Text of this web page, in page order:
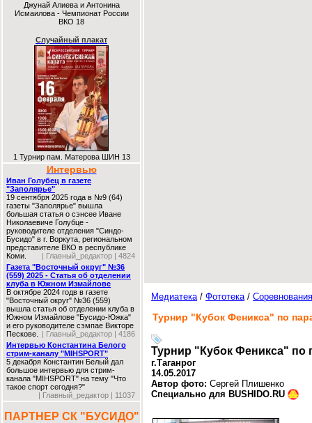
Джунай Алиева и Антонина
Исмаилова - Чемпионат России
ВКО 18
Случайный плакат
1 Турнир пам. Матерова ШИН 13
Интервью
Иван Голубец в газете
"Заполярье"
19 сентября 2025 года в №9 (64)
газеты "Заполярье" вышла
большая статья о сэнсее Иване
Николаевиче Голубце -
руководителе отделения "Синдо-
Бусидо" в г. Воркута, региональном
представителе ВКО в республике
Коми.
| Главный_редактор | 4824
Газета "Восточный округ" №36
(559) 2025 - Статья об отделении
клуба в Южном Измайлове
В октябре 2024 годв в газете
"Восточный округ" №36 (559)
вышла статья об отделении клуба в
Южном Измайлове "Бусидо-Южка"
и его руководителе сэмпае Викторе
Пескове.
| Главный_редактор | 4186
Интервью Константина Белого
стрим-каналу "MIHSPORT"
5 декабря Константин Белый дал
большое интервью для стрим-
канала "MIHSPORT" на тему "Что
такое спорт сегодня?"
| Главный_редактор | 11037
ПАРТНЕР СК "БУСИДО"
Медиатека/ Фототека/ Соревнования
Турнир "Кубок Феникса" по
Турнир "Кубок Феникса" по
г.Таганрог
14.05.2017
Автор фото: Сергей Плишенко
Специально для BUSHIDO.RU